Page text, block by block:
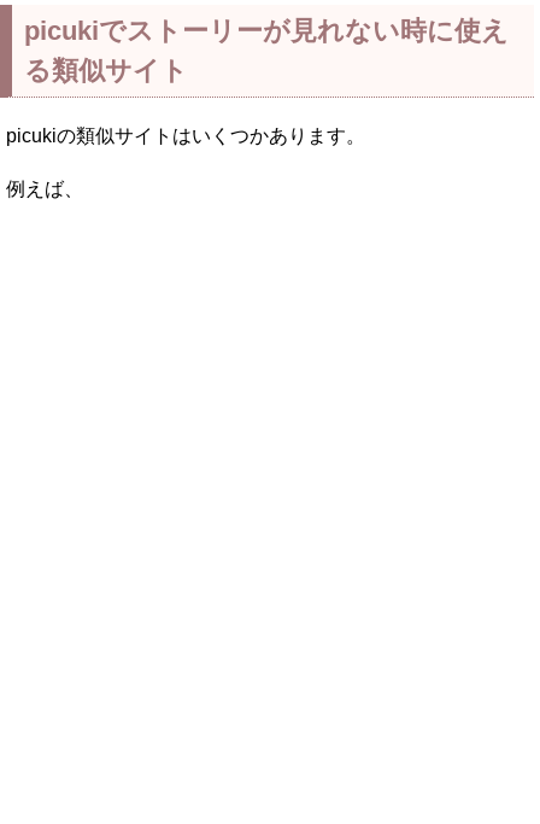
picukiでストーリーが見れない時に使え
る類似サイト
picukiの類似サイトはいくつかあります。
例えば、